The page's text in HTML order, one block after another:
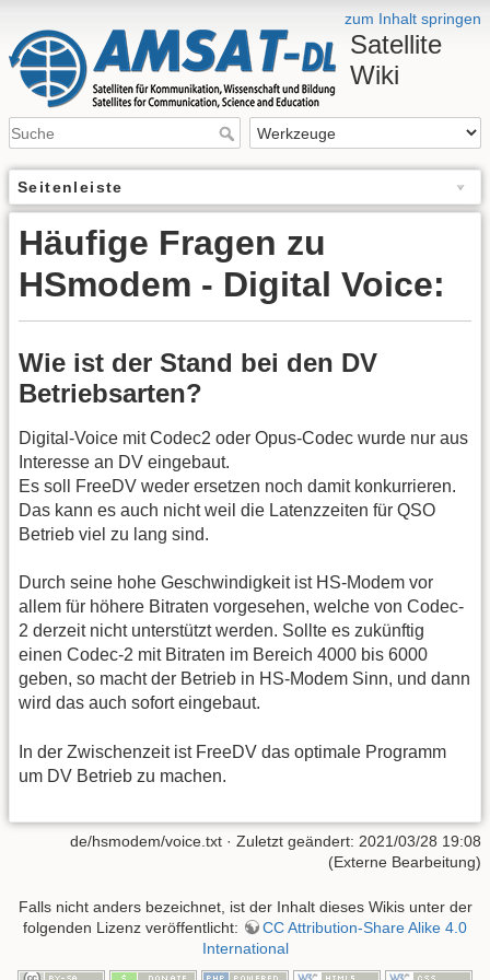
zum Inhalt springen
Satellite
Wiki
Seitenleiste
Häufige Fragen zu
HSmodem - Digital Voice:
Wie ist der Stand bei den DV
Betriebsarten?
Digital-Voice mit Codec2 oder Opus-Codec wurde nur aus
Interesse an DV eingebaut.
Es soll FreeDV weder ersetzen noch damit konkurrieren.
Das kann es auch nicht weil die Latenzzeiten für QSO
Betrieb viel zu lang sind.
Durch seine hohe Geschwindigkeit ist HS-Modem vor
allem für höhere Bitraten vorgesehen, welche von Codec-
2 derzeit nicht unterstützt werden. Sollte es zukünftig
einen Codec-2 mit Bitraten im Bereich 4000 bis 6000
geben, so macht der Betrieb in HS-Modem Sinn, und dann
wird das auch sofort eingebaut.
In der Zwischenzeit ist FreeDV das optimale Programm
um DV Betrieb zu machen.
de/hsmodem/voice.txt · Zuletzt geändert: 2021/03/28 19:08
(Externe Bearbeitung)
Falls nicht anders bezeichnet, ist der Inhalt dieses Wikis unter der
folgenden Lizenz veröffentlicht:
CC Attribution-Share Alike 4.0
International